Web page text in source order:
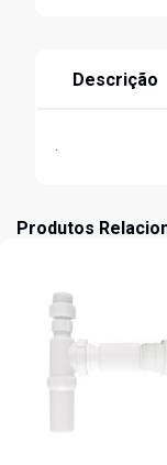
Descrição
.
Produtos